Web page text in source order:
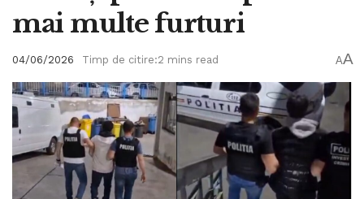
mai multe furturi
04/06/2026 Timp de citire:2 mins read AA